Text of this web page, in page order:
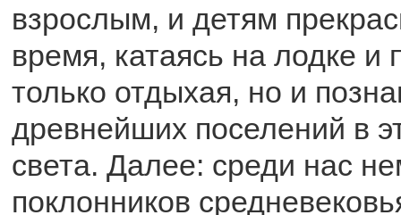
взрослым, и детям
время, катаясь на лодке и
только отдыхая, но и
древнейших поселений в
света. Далее: среди нас
поклонников